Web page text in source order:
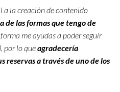
a la creación de contenido
de las formas que tengo de
me ayudas a poder seguir
por lo queagradecería
reservas a través de uno de los